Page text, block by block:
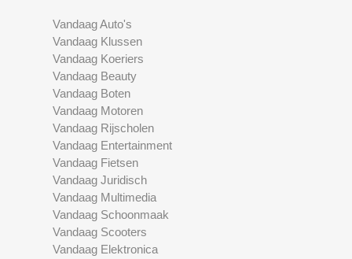
Vandaag Auto's
Vandaag Klussen
Vandaag Koeriers
Vandaag Beauty
Vandaag Boten
Vandaag Motoren
Vandaag Rijscholen
Vandaag Entertainment
Vandaag Fietsen
Vandaag Juridisch
Vandaag Multimedia
Vandaag Schoonmaak
Vandaag Scooters
Vandaag Elektronica